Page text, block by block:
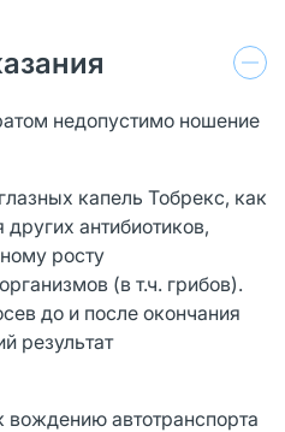
недопустимо ношение
капель Тобрекс, как
антибиотиков,
росту
(в т.ч. грибов).
до и после окончания
результат
вождению автотранспорта